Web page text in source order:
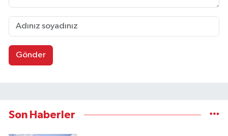
Gönder
Son Haberler